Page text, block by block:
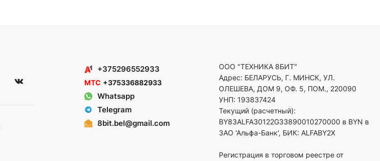
+375296552933
МТС +375336882933
Whatsapp
Telegram
8bit.bel@gmail.com
ООО "ТЕХНИКА 8БИТ"
Адрес: БЕЛАРУСЬ, Г. МИНСК, УЛ.
ОЛЕШЕВА, ДОМ 9, ОФ. 5, ПОМ., 220090
УНП: 193837424
Текущий (расчетный):
BY83ALFA30122G33890010270000 в BYN в
ЗАО 'Альфа-Банк', БИК: ALFABY2X
Регистрация в торговом реестре от